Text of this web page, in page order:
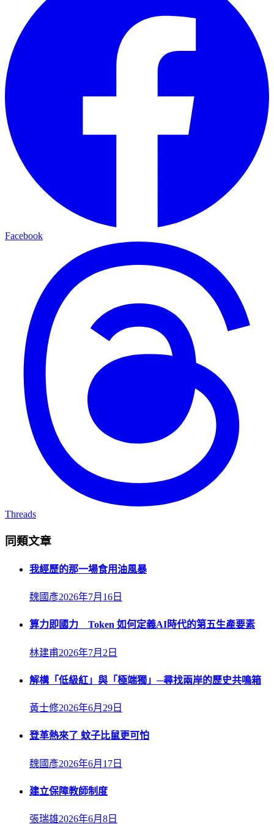
Facebook
Threads
同類文章
我經歷的那一場食用油風暴
魏國彥2026年7月16日
算力即國力 Token 如何定義AI時代的第五生產要素
林建甫2026年7月2日
解構「低級紅」與「極端獨」─尋找兩岸的歷史共鳴箱
黃士修2026年6月29日
登革熱來了 蚊子比鼠更可怕
魏國彥2026年6月17日
建立保障教師制度
張瑞雄2026年6月8日